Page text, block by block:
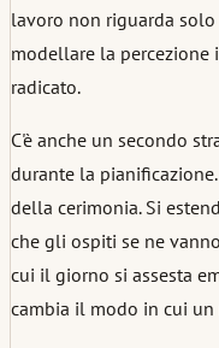
lavoro non riguarda
modellare la percezione
radicato.
C'è anche un secondo
durante la
della cerimonia. Si
che gli ospiti se ne
cui il giorno si assesta
cambia il modo in cui